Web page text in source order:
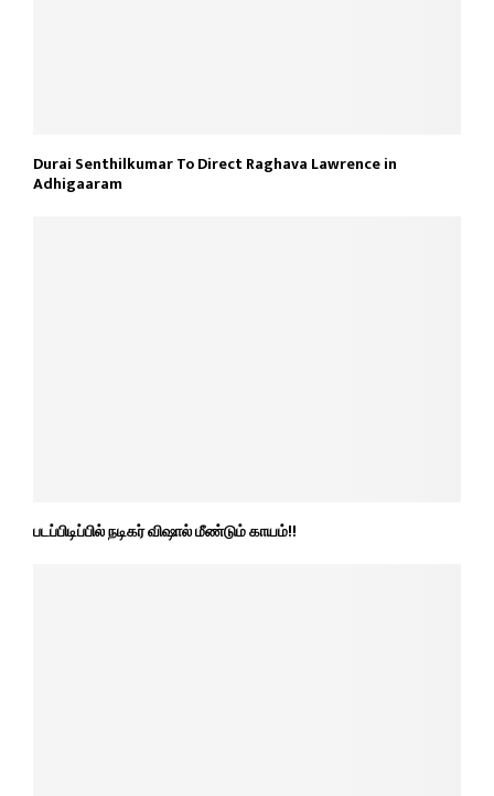
Durai Senthilkumar To Direct Raghava Lawrence in
Adhigaaram
படப்பிடிப்பில் நடிகர் விஷால் மீண்டும் காயம்!!